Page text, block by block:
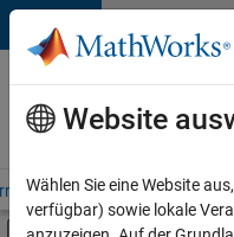
Weiter zum Inhalt
Karriere
bei
MathWorks
– Übersicht Stellensuche
Umschaltung
Website
Wählen Sie eine Website
verfügbar) sowie lokale